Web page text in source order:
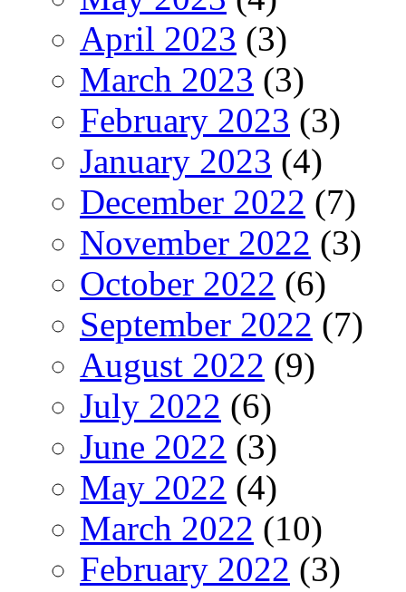
April 2023 (3)
March 2023 (3)
February 2023 (3)
January 2023 (4)
December 2022 (7)
November 2022 (3)
October 2022 (6)
September 2022 (7)
August 2022 (9)
July 2022 (6)
June 2022 (3)
May 2022 (4)
March 2022 (10)
February 2022 (3)